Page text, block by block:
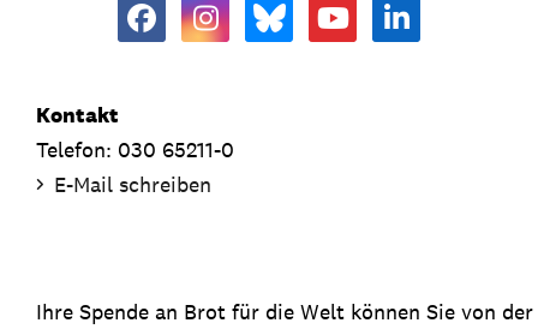
Kontakt
Telefon: 030 65211-0
E-Mail schreiben
Ihre Spende an Brot für die Welt können Sie von